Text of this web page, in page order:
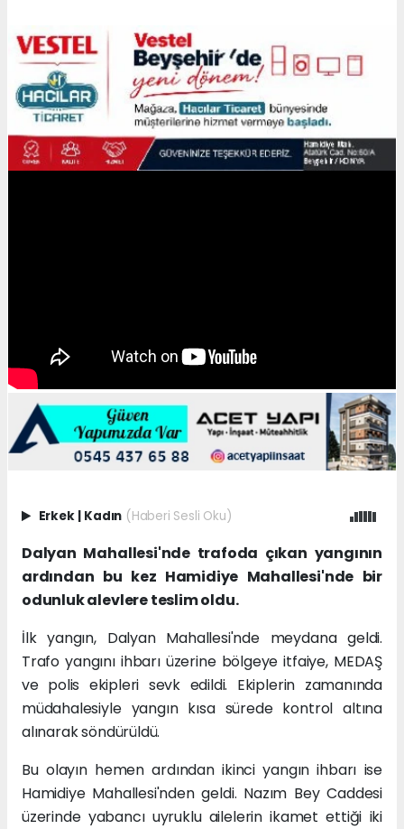
Erkek | Kadın (Haberi Sesli Oku)
Dalyan Mahallesi'nde trafoda çıkan yangının
ardından bu kez Hamidiye Mahallesi'nde bir
odunluk alevlere teslim oldu.
İlk yangın, Dalyan Mahallesi'nde meydana geldi.
Trafo yangını ihbarı üzerine bölgeye itfaiye, MEDAŞ
ve polis ekipleri sevk edildi. Ekiplerin zamanında
müdahalesiyle yangın kısa sürede kontrol altına
alınarak söndürüldü.
Bu olayın hemen ardından ikinci yangın ihbarı ise
Hamidiye Mahallesi'nden geldi. Nazım Bey Caddesi
üzerinde yabancı uyruklu ailelerin ikamet ettiği iki